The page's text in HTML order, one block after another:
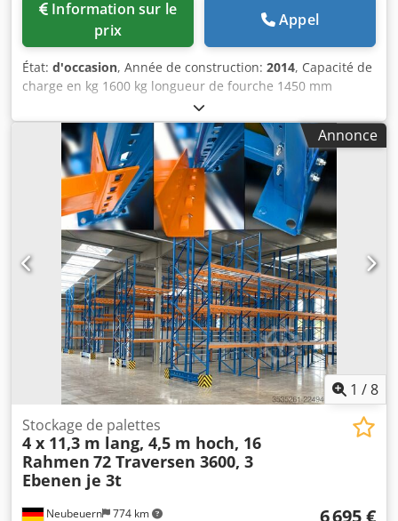
prix
Appel
État: d'occasion, Année de construction: 2014, Capacité de
charge en kg 1600 kg longueur de fourche 1450 mm
hauteur de levage 200 mm hauteur de construction 1150
mm Poids de la machine environ 0,68 t Encombrement
environ 2,05 x 0,72 x 1,15 m y compris le chargeur Dedpfx
Ajv Ehcxoavewa
Annonce
1 /8
Neubeuern 774 km
Stockage de palettes
4 x 11,3 m lang, 4,5 m hoch, 16
Rahmen 72 Traversen 3600, 3
Ebenen je 3t
6 695 €